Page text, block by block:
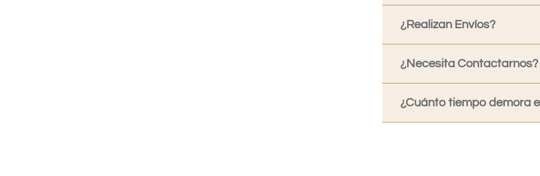
¿Realizan Envíos?
¿Necesita Contactarnos?
¿Cuánto tiempo demora